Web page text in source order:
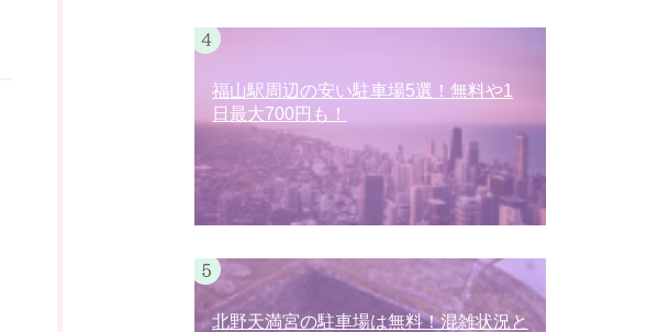
福山駅周辺の安い駐車場5選！無料や1
日最大700円も！
北野天満宮の駐車場は無料！混雑状況と